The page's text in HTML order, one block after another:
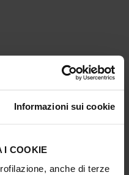
Informazioni sui cookie
I COOKIE
anche di terze
Solutions arreda